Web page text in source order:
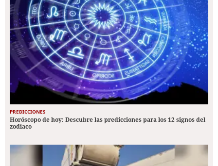
PREDICCIONES
Horóscopo de hoy: Descubre las predicciones para los 12 signos del
zodiaco